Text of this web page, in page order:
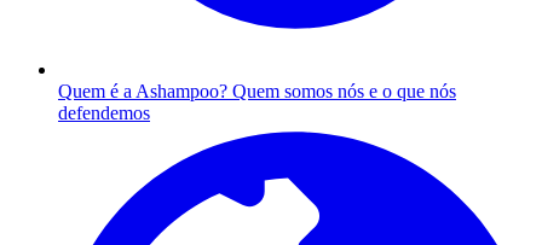
Quem é a Ashampoo? Quem somos nós e o que nós
defendemos